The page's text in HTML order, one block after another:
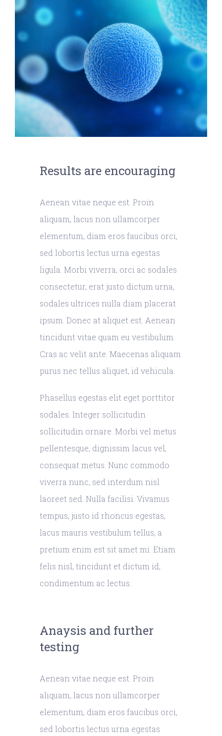
Transdisciplina
Investigando las transiciones desde el sur
Metodología
Líneas de Investigación
Publicaciones
Conflictos Energéticos
Noticias y Eventos
EN
Results are encouraging
Aenean vitae neque est. Proin
aliquam, lacus non ullamcorper
elementum, diam eros faucibus orci,
sed lobortis lectus urna egestas
ligula. Morbi viverra, orci ac sodales
consectetur, erat justo dictum urna,
sodales ultrices nulla diam placerat
ipsum. Donec at aliquet est. Aenean
tincidunt vitae quam eu vestibulum.
Cras ac velit ante. Maecenas aliquam
purus nec tellus aliquet, id vehicula.
Phasellus egestas elit eget porttitor
sodales. Integer sollicitudin
sollicitudin ornare. Morbi vel metus
pellentesque, dignissim lacus vel,
consequat metus. Nunc commodo
viverra nunc, sed interdum nisl
laoreet sed. Nulla facilisi. Vivamus
tempus, justo id rhoncus egestas,
lacus mauris vestibulum tellus, a
pretium enim est sit amet mi. Etiam
felis nisl, tincidunt et dictum id,
condimentum ac lectus.
Anaysis and further
testing
Aenean vitae neque est. Proin
aliquam, lacus non ullamcorper
elementum, diam eros faucibus orci,
sed lobortis lectus urna egestas